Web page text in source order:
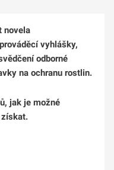
novela
vyhlášky,
odborné
na ochranu rostlin.
jak je možné
získat.